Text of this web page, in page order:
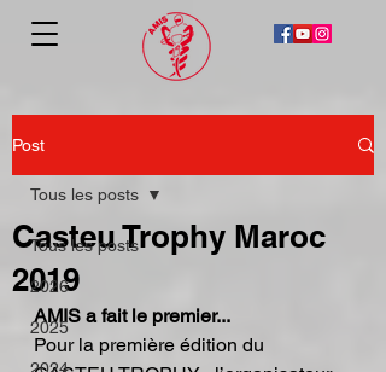
Post
Tous les posts
2026
2025
Tous les posts
Casteu Trophy Maroc
2019
AMIS a fait le premier...
Pour la première édition du